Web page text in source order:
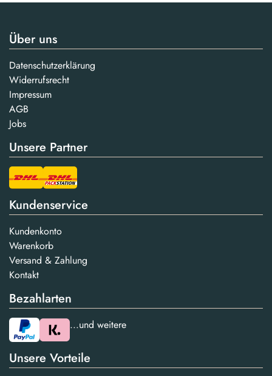
Über uns
Datenschutzerklärung
Widerrufsrecht
Impressum
AGB
Jobs
Unsere Partner
Kundenservice
Kundenkonto
Warenkorb
Versand & Zahlung
Kontakt
Bezahlarten
...und weitere
Unsere Vorteile